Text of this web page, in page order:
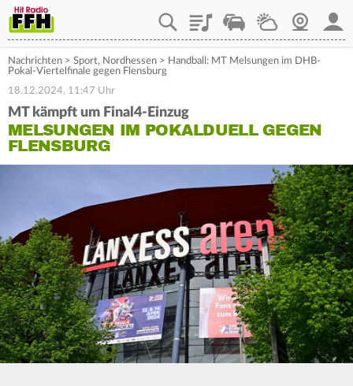
PlaylistStaupilotWetterWebcam
Nachrichten > Sport, Nordhessen > Handball: MT Melsungen im DHB-
Pokal-Viertelfinale gegen Flensburg
18.12.2024, 11:47 Uhr
MT kämpft um Final4-Einzug
MELSUNGEN IM POKALDUELL GEGEN
FLENSBURG